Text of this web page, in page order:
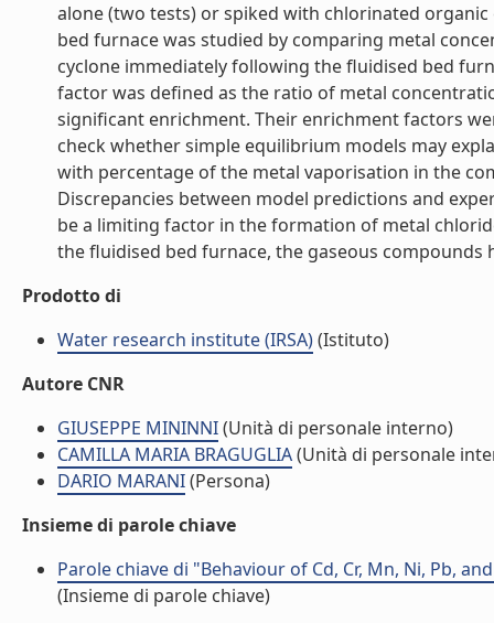
alone (two tests) or spiked with chlorinated
bed furnace was studied by comparing metal
cyclone immediately following the fluidised bed
factor was defined as the ratio of metal
significant enrichment. Their enrichment factors
check whether simple equilibrium models may
with percentage of the metal vaporisation in the
Discrepancies between model predictions and
be a limiting factor in the formation of metal
the fluidised bed furnace, the gaseous compounds
Prodotto di
Water research institute (IRSA)(Istituto)
Autore CNR
GIUSEPPE MININNI(Unità di personale interno)
CAMILLA MARIA BRAGUGLIA(Unità di personale
DARIO MARANI(Persona)
Insieme di parole chiave
Parole chiave di "Behaviour of Cd, Cr, Mn, Ni, Pb,
(Insieme di parole chiave)